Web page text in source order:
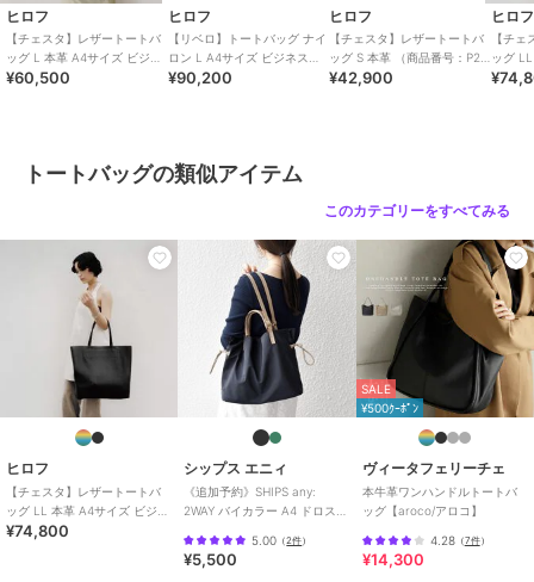
象になった場合にお知らせいたします。
※商品ご購入時にお渡しするお買上げ証明書にお取り扱い上のご注意
とお手入れについての表示がございますのでよくお読みください。
す。また、パソコン・スマ
ブランド
ショップ
商品カテゴリ バッグ ／ トートバッグ
性別タイプ
レディース
／トートバッグ
（０１９）、ライトグレー（０１
１）、シルバー（００６）、ダー
ルー（７９６）、タンジェリン
（３６５）、ミルキーウェイ（２
ヒロフ
【チェスタ】レザートートバ
ッグ L 本革 A4サイズ ビジネ
スバッグ ※WEB限定（商品番
¥60,500
ヒロフ
【リベロ】トートバッグ ナイ
ロン L A4サイズ ビジネスバ
ッグ（商品番号：P25-
¥90,200
ヒロフ
【チェスタ】レザートートバ
ッグ S 本革 （商品番号：P25
－30530）
¥42,900
ヒロフ
【チ
ッグ
ネスバ
トートバッグの類似アイテム
このカテゴリーをすべてみる
ヒロフ
【チェスタ】レザートートバ
ッグ LL 本革 A4サイズ ビジネ
スバッグ ※WEB限定（商品番
¥74,800
シップス エニィ
《追加予約》SHIPS any:
2WAY バイカラー A4 ドロスト
5.00 （2件）
¥5,500
SALE
¥500ｸｰﾎﾟﾝ
ヴィータフェリーチェ
本牛革ワンハンドルトートバ
ッグ【aroco/アロコ】
4.28（7件）
¥14,300